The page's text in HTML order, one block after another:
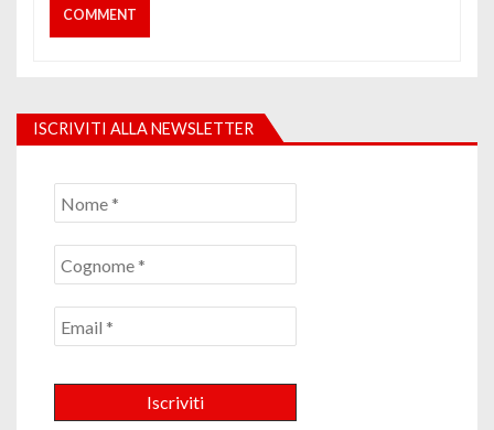
ISCRIVITI ALLA NEWSLETTER